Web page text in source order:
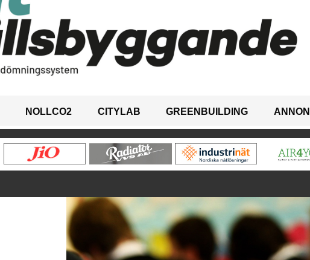
NOLLCO2 CITYLAB GREENBUILDING